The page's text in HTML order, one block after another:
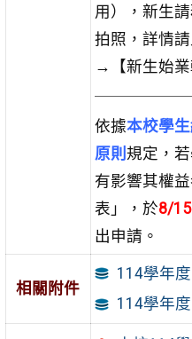
用），新生
拍照，詳情
→【新生始業
依據本校學
原則 規定，
有影響其權
表」，於8/
出申請。
相關附件
114學年
114學年